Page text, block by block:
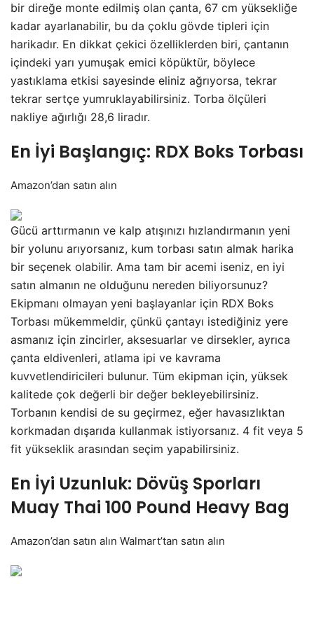
bir direğe monte edilmiş olan çanta, 67 cm yüksekliğe
kadar ayarlanabilir, bu da çoklu gövde tipleri için
harikadır. En dikkat çekici özelliklerden biri, çantanın
içindeki yarı yumuşak emici köpüktür, böylece
yastıklama etkisi sayesinde eliniz ağrıyorsa, tekrar
tekrar sertçe yumruklayabilirsiniz. Torba ölçüleri
nakliye ağırlığı 28,6 liradır.
En İyi Başlangıç: RDX Boks Torbası
Amazon’dan satın alın
Gücü arttırmanın ve kalp atışınızı hızlandırmanın yeni
bir yolunu arıyorsanız, kum torbası satın almak harika
bir seçenek olabilir. Ama tam bir acemi iseniz, en iyi
satın almanın ne olduğunu nereden biliyorsunuz?
Ekipmanı olmayan yeni başlayanlar için RDX Boks
Torbası mükemmeldir, çünkü çantayı istediğiniz yere
asmanız için zincirler, aksesuarlar ve dirsekler, ayrıca
çanta eldivenleri, atlama ipi ve kavrama
kuvvetlendiricileri bulunur. Tüm ekipman için, yüksek
kalitede çok değerli bir değer bekleyebilirsiniz.
Torbanın kendisi de su geçirmez, eğer havasızlıktan
korkmadan dışarıda kullanmak istiyorsanız. 4 fit veya 5
fit yükseklik arasından seçim yapabilirsiniz.
En İyi Uzunluk: Dövüş Sporları
Muay Thai 100 Pound Heavy Bag
Amazon’dan satın alın Walmart’tan satın alın